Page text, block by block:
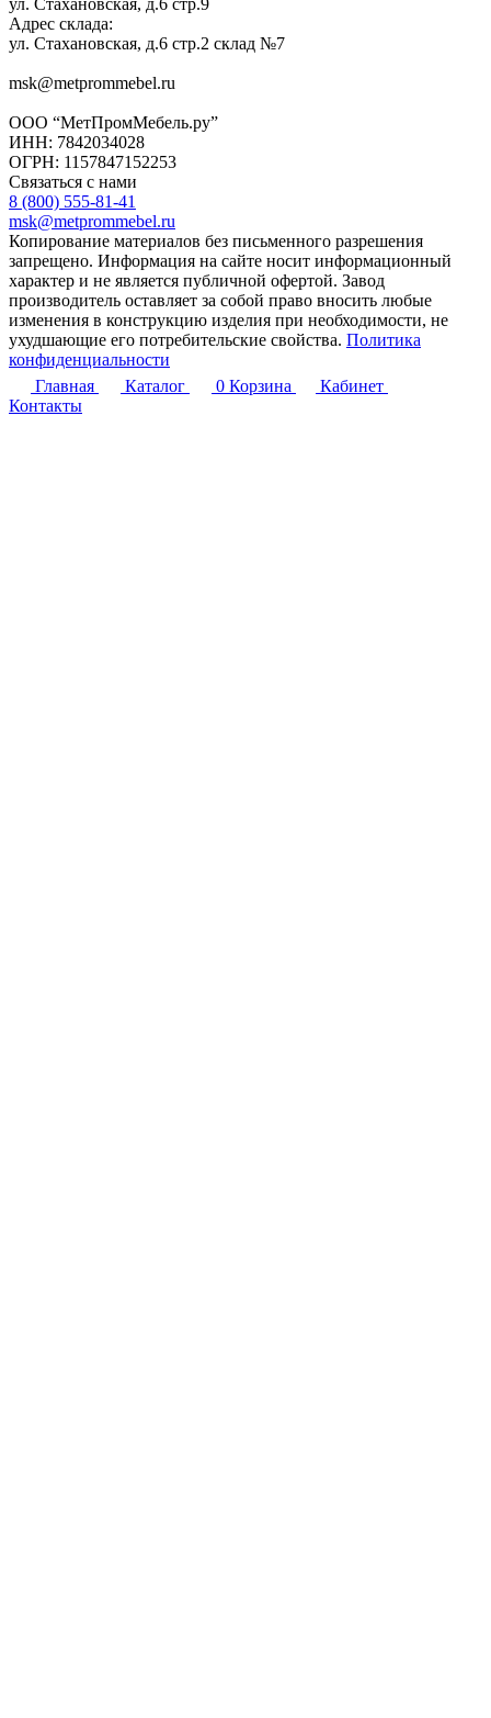
Адрес склада:
ул. Стахановская, д.6 стр.2 склад №7
msk@metprommebel.ru
ООО “МетПромМебель.ру”
ИНН: 7842034028
ОГРН: 1157847152253
Связаться с нами
8 (800) 555-81-41
msk@metprommebel.ru
Копирование материалов без письменного разрешения
запрещено. Информация на сайте носит информационный
характер и не является публичной офертой. Завод
производитель оставляет за собой право вносить любые
изменения в конструкцию изделия при необходимости, не
ухудшающие его потребительские свойства. Политика
конфиденциальности
Главная
Каталог 0 Корзина
Кабинет
Контакты